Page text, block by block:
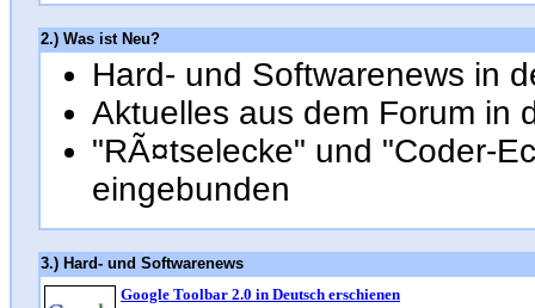
2.) Was ist Neu?
Hard- und Softwarenews in
Aktuelles aus dem Forum in
"RÃ¤tselecke" und "Coder-
eingebunden
3.) Hard- und Softwarenews
Google Toolbar 2.0 in Deutsch erschienen